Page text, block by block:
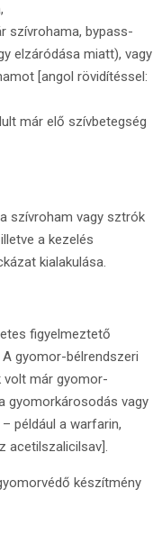
szívrohama, bypass-
elzáródása miatt), vagy
[angol rövidítéssel:
már elő szívbetegség
szívroham vagy sztrók
a kezelés
kialakulása.
figyelmeztető
gyomor-bélrendszeri
volt már gyomor-
gyomorkárosodás vagy
például a warfarin,
acetilszalicilsav].
készítmény